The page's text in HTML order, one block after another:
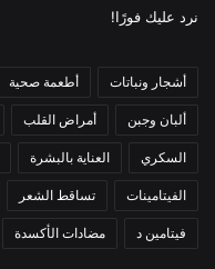
نرد عليك فورًا!
أشجار ونباتات أطعمة صحية
ألبان وجبن أمراض القلب
السكري العناية بالبشرة
الفيتامينات تساقط الشعر
فيتامين د مضادات الأكسدة